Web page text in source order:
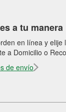
a tu manera
en línea y elije
a Domicilio o
de envío